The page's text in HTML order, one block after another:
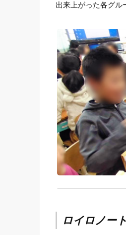
出来上がった各グル
ロイロノー